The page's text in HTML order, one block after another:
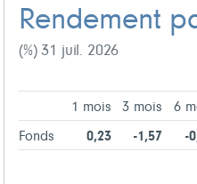
Rendement
(%) 31 juil. 2026
1 mois 3 mois 6
Fonds 0,23 -1,57 -